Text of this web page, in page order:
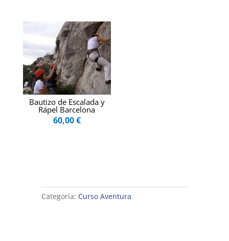
Bautizo de Escalada y
Rápel Barcelona
60,00€
Categoría: Curso Aventura